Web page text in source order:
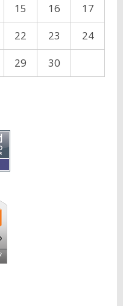
15 16
17
22 23
24
29 30